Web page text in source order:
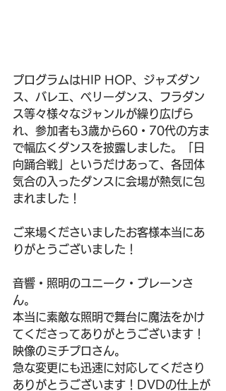
プログラムはHIP HOP、ジャズダン
ス、バレエ、ベリーダンス、フラダン
ス等々様々なジャンルが繰り広げら
れ、参加者も3歳から60・70代の方ま
で幅広くダンスを披露しました。「日
向踊合戦」というだけあって、各団体
気合の入ったダンスに会場が熱気に包
まれました！
ご来場くださいましたお客様本当にあ
りがとうございました！
音響・照明のユニーク・ブレーンさ
ん。
本当に素敵な照明で舞台に魔法をかけ
てくださってありがとうございます！
映像のミチプロさん。
急な変更にも迅速に対応してくださり
ありがとうございます！DVDの仕上が